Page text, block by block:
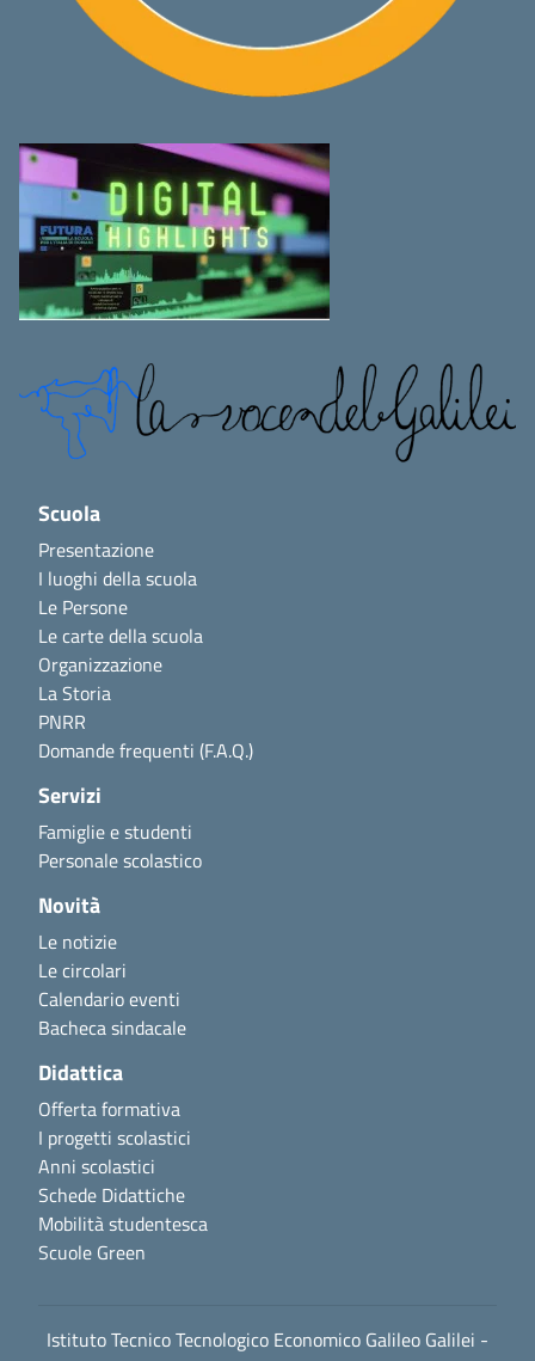
Scuola
Presentazione
I luoghi della scuola
Le Persone
Le carte della scuola
Organizzazione
La Storia
PNRR
Domande frequenti (F.A.Q.)
Servizi
Famiglie e studenti
Personale scolastico
Novità
Le notizie
Le circolari
Calendario eventi
Bacheca sindacale
Didattica
Offerta formativa
I progetti scolastici
Anni scolastici
Schede Didattiche
Mobilità studentesca
Scuole Green
Istituto Tecnico Tecnologico Economico Galileo Galilei -